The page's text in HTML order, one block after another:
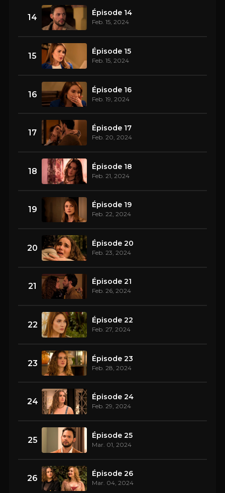
14 Épisode 14
Feb. 15, 2024
15 Épisode 15
Feb. 15, 2024
16 Épisode 16
Feb. 19, 2024
17 Épisode 17
Feb. 20, 2024
18 Épisode 18
Feb. 21, 2024
19 Épisode 19
Feb. 22, 2024
20 Épisode 20
Feb. 23, 2024
21 Épisode 21
Feb. 26, 2024
22 Épisode 22
Feb. 27, 2024
23 Épisode 23
Feb. 28, 2024
24 Épisode 24
Feb. 29, 2024
25 Épisode 25
Mar. 01, 2024
26 Épisode 26
Mar. 04, 2024